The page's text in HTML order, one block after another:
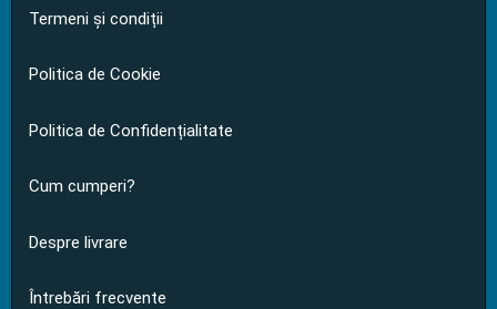
Termeni și condiții
Politica de Cookie
Politica de Confidențialitate
Cum cumperi?
Despre livrare
Întrebări frecvente